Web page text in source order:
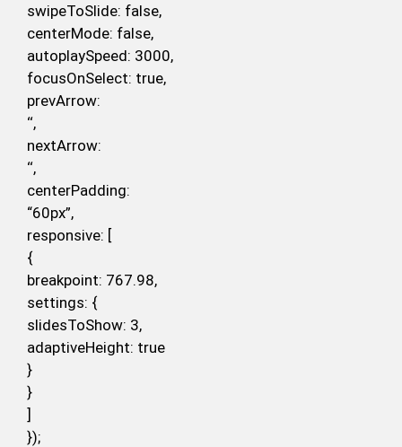
swipeToSlide: false,
centerMode: false,
autoplaySpeed: 3000,
focusOnSelect: true,
prevArrow:
‘‘,
nextArrow:
‘‘,
centerPadding:
“60px”,
responsive: [
{
breakpoint: 767.98,
settings: {
slidesToShow: 3,
adaptiveHeight: true
}
}
]
});